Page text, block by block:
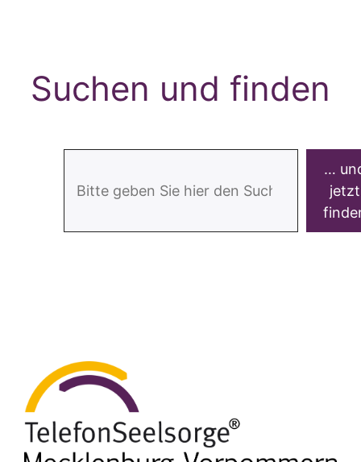
Suchen und finden
…
jetzt